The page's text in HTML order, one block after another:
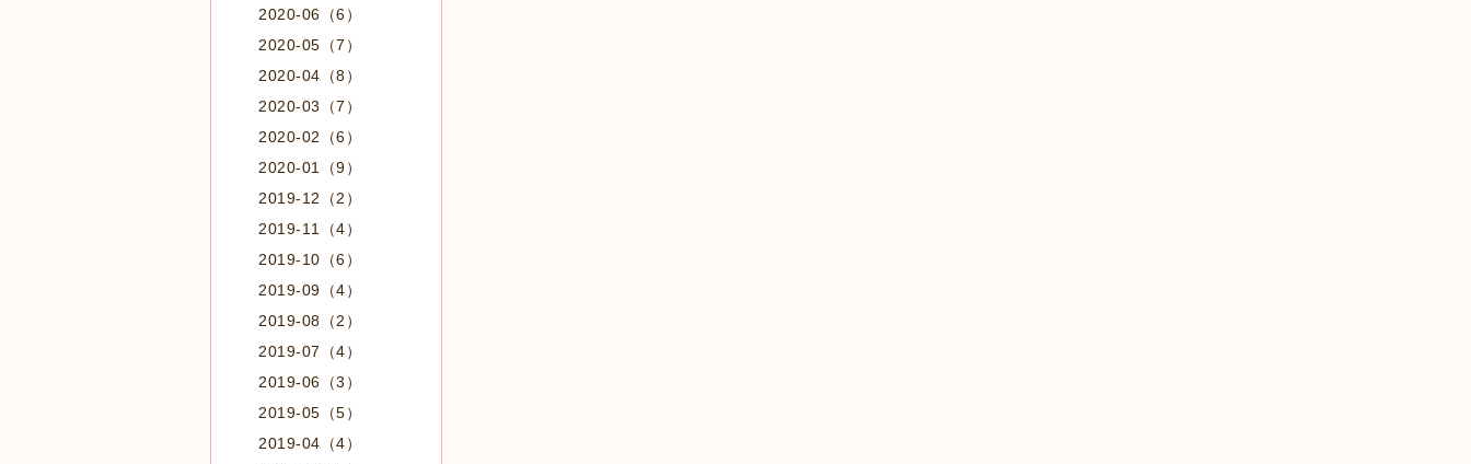
2020-06（6）
2020-05（7）
2020-04（8）
2020-03（7）
2020-02（6）
2020-01（9）
2019-12（2）
2019-11（4）
2019-10（6）
2019-09（4）
2019-08（2）
2019-07（4）
2019-06（3）
2019-05（5）
2019-04（4）